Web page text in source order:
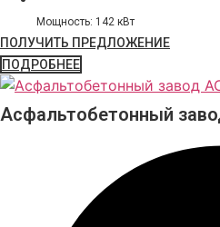
Мощность: 142 кВт
ПОЛУЧИТЬ ПРЕДЛОЖЕНИЕ
ПОДРОБНЕЕ
Асфальтобетонный